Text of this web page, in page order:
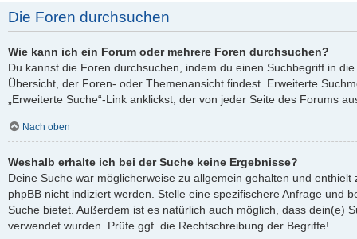
Die Foren durchsuchen
Wie kann ich ein Forum oder mehrere Foren durchsuchen?
Du kannst die Foren durchsuchen, indem du einen Suchbegriff in
Übersicht, der Foren- oder Themenansicht findest. Erweiterte
„Erweiterte Suche“-Link anklickst, der von jeder Seite des Forums
Nach oben
Weshalb erhalte ich bei der Suche keine Ergebnisse?
Deine Suche war möglicherweise zu allgemein gehalten und
phpBB nicht indiziert werden. Stelle eine spezifischere Anfrage und
Suche bietet. Außerdem ist es natürlich auch möglich, dass dein(e)
verwendet wurden. Prüfe ggf. die Rechtschreibung der Begriffe!